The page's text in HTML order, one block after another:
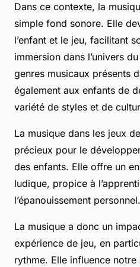
Dans ce contexte, la
simple fond sonore. Elle
l’enfant et le jeu, facilitant
immersion dans l’univers
genres musicaux présents
également aux enfants de
variété de styles et de
La musique dans les jeux
précieux pour le
des enfants. Elle offre un
ludique, propice à
l’épanouissement personnel.
La musique a donc un
expérience de jeu, en
rythme. Elle influence